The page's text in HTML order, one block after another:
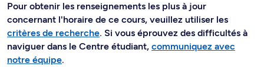
Pour obtenir les renseignements les plus à jour
concernant l'horaire de ce cours, veuillez utiliser les
critères de recherche. Si vous éprouvez des difficultés à
naviguer dans le Centre étudiant, communiquez avec
notre équipe.